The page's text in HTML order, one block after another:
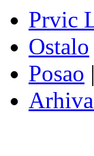
Prvic
Ostalo
Posao |